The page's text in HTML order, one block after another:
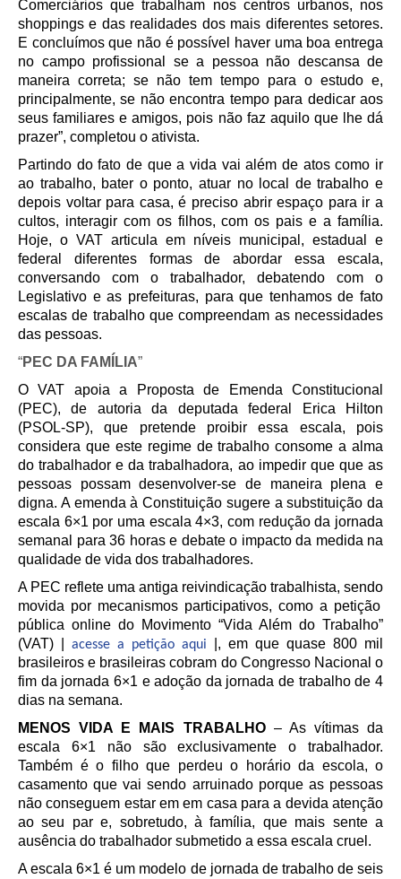
Comerciários que trabalham nos centros urbanos, nos
shoppings e das realidades dos mais diferentes setores.
E concluímos que não é possível haver uma boa entrega
no campo profissional se a pessoa não descansa de
maneira correta; se não tem tempo para o estudo e,
principalmente, se não encontra tempo para dedicar aos
seus familiares e amigos, pois não faz aquilo que lhe dá
prazer”, completou o ativista.
Partindo do fato de que a vida vai além de atos como ir
ao trabalho, bater o ponto, atuar no local de trabalho e
depois voltar para casa, é preciso abrir espaço para ir a
cultos, interagir com os filhos, com os pais e a família.
Hoje, o VAT articula em níveis municipal, estadual e
federal diferentes formas de abordar essa escala,
conversando com o trabalhador, debatendo com o
Legislativo e as prefeituras, para que tenhamos de fato
escalas de trabalho que compreendam as necessidades
das pessoas.
“PEC DA FAMÍLIA”
O VAT apoia a Proposta de Emenda Constitucional
(PEC), de autoria da deputada federal Erica Hilton
(PSOL-SP), que pretende proibir essa escala, pois
considera que este regime de trabalho consome a alma
do trabalhador e da trabalhadora, ao impedir que que as
pessoas possam desenvolver-se de maneira plena e
digna. A emenda à Constituição sugere a substituição da
escala 6×1 por uma escala 4×3, com redução da jornada
semanal para 36 horas e debate o impacto da medida na
qualidade de vida dos trabalhadores.
A PEC reflete uma antiga reivindicação trabalhista, sendo
movida por mecanismos participativos, como a petição
pública online do Movimento “Vida Além do Trabalho”
(VAT) | acesse a petição aqui |, em que quase 800 mil
brasileiros e brasileiras cobram do Congresso Nacional o
fim da jornada 6×1 e adoção da jornada de trabalho de 4
dias na semana.
MENOS VIDA E MAIS TRABALHO– As vítimas da
escala 6×1 não são exclusivamente o trabalhador.
Também é o filho que perdeu o horário da escola, o
casamento que vai sendo arruinado porque as pessoas
não conseguem estar em em casa para a devida atenção
ao seu par e, sobretudo, à família, que mais sente a
ausência do trabalhador submetido a essa escala cruel.
A escala 6×1 é um modelo de jornada de trabalho de seis